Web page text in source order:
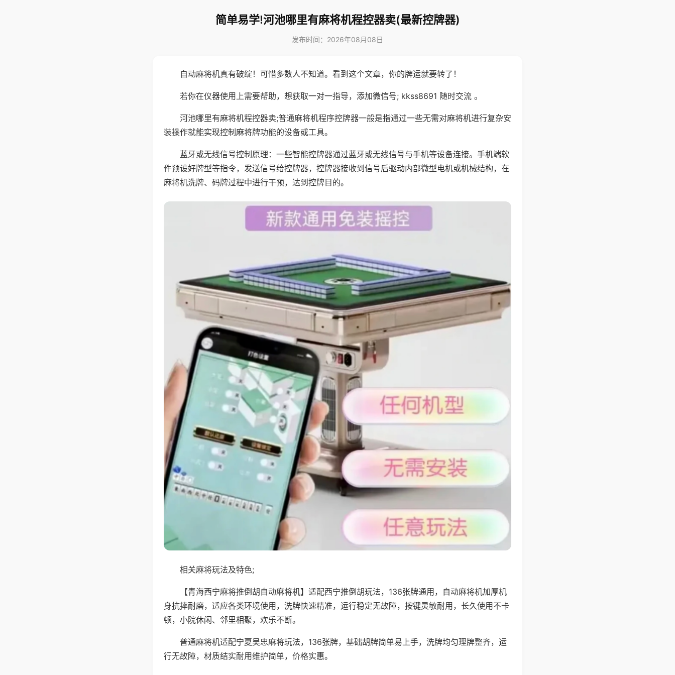
简单易学!河池哪里有麻将机程控器卖(最新控牌器)
发布时间：2026年08月08日
自动麻将机真有破绽！可惜多数人不知道。看到这个文章，你的牌运就要转了！
若你在仪器使用上需要帮助，想获取一对一指导，添加微信号; kkss8691 随时交流 。
河池哪里有麻将机程控器卖;普通麻将机程序控牌器一般是指通过一些无需对麻将机进行复杂安
装操作就能实现控制麻将牌功能的设备或工具。
蓝牙或无线信号控制原理：一些智能控牌器通过蓝牙或无线信号与手机等设备连接。手机端软
件预设好牌型等指令，发送信号给控牌器，控牌器接收到信号后驱动内部微型电机或机械结构，在
麻将机洗牌、码牌过程中进行干预，达到控牌目的。
相关麻将玩法及特色;
【青海西宁麻将推倒胡自动麻将机】适配西宁推倒胡玩法，136张牌通用，自动麻将机加厚机
身抗摔耐磨，适应各类环境使用，洗牌快速精准，运行稳定无故障，按键灵敏耐用，长久使用不卡
顿，小院休闲、邻里相聚，欢乐不断。
普通麻将机适配宁夏吴忠麻将玩法，136张牌，基础胡牌简单易上手，洗牌均匀理牌整齐，运
行无故障，材质结实耐用维护简单，价格实惠。